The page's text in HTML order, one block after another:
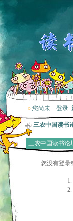
» 您尚未 登录
三农中国读书
三农中国读书论
您没有登录